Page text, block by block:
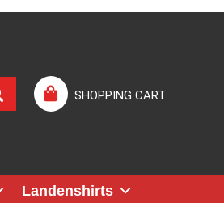
SHOPPING CART
Landenshirts